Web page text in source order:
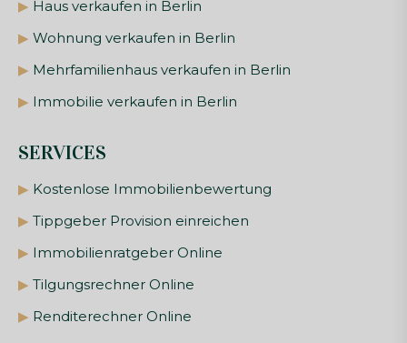
▶ Haus verkaufen in Berlin
▶ Wohnung verkaufen in Berlin
▶ Mehrfamilienhaus verkaufen in Berlin
▶ Immobilie verkaufen in Berlin
SERVICES
▶ Kostenlose Immobilienbewertung
▶ Tippgeber Provision einreichen
▶ Immobilienratgeber Online
▶ Tilgungsrechner Online
▶ Renditerechner Online